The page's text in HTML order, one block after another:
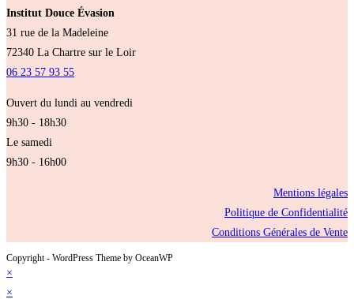
Institut Douce Évasion
31 rue de la Madeleine
72340 La Chartre sur le Loir
06 23 57 93 55
Ouvert du lundi au vendredi
9h30 - 18h30
Le samedi
9h30 - 16h00
Mentions légales
Politique de Confidentialité
Conditions Générales de Vente
Copyright - WordPress Theme by OceanWP
×
×